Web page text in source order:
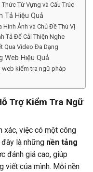
Từ Vựng và Cấu Trúc
Tả Hiệu Quả
Hình Ảnh và Chủ Đề Thú Vị
Tả Để Cải Thiện Nghe
Qua Video Đa Dạng
Web Hiệu Quả
web kiểm tra ngữ pháp
Trợ Kiểm Tra Ngữ
xác, việc có một công
là những nền tảng
đánh giá cao, giúp
viết của mình. Mỗi nền